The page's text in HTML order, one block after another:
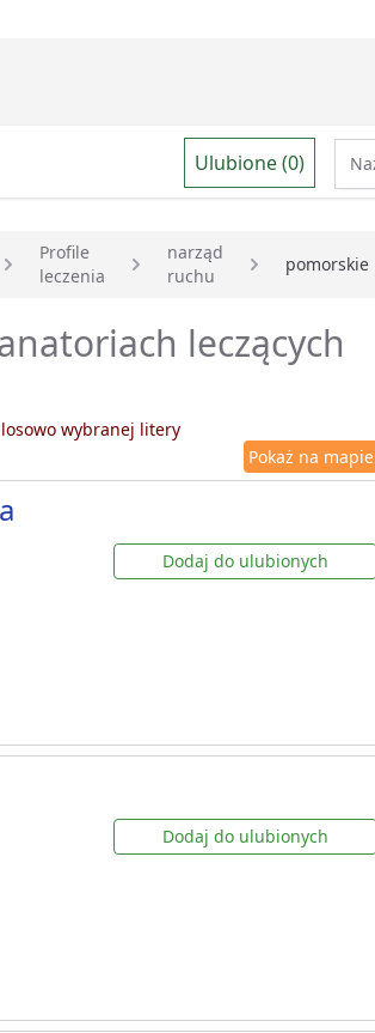
Ulubione (0)
Profile
leczenia
narząd
ruchu
pomorskie
leczących
wybranej litery
Pokaż na mapie
Dodaj do ulubionych
Dodaj do ulubionych